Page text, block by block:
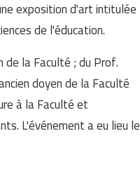
exposition d'art intitulée
de l'éducation.
la Faculté ; du Prof.
doyen de la Faculté
à la Faculté et
L'événement a eu lieu le